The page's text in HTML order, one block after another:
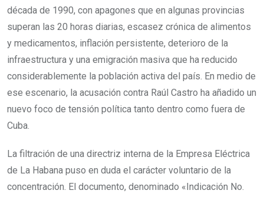
década de 1990, con apagones que en algunas provincias
superan las 20 horas diarias, escasez crónica de alimentos
y medicamentos, inflación persistente, deterioro de la
infraestructura y una emigración masiva que ha reducido
considerablemente la población activa del país. En medio de
ese escenario, la acusación contra Raúl Castro ha añadido un
nuevo foco de tensión política tanto dentro como fuera de
Cuba.
La filtración de una directriz interna de la Empresa Eléctrica
de La Habana puso en duda el carácter voluntario de la
concentración. El documento, denominado «Indicación No.